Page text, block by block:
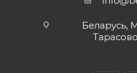
Беларусь,